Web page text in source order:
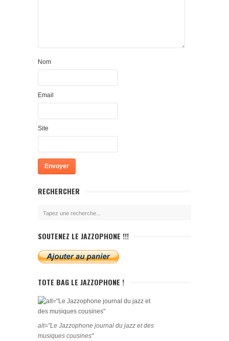
Nom
Email
Site
RECHERCHER
SOUTENEZ LE JAZZOPHONE !!!
TOTE BAG LE JAZZOPHONE !
alt="Le Jazzophone journal du jazz et des
musiques cousines"